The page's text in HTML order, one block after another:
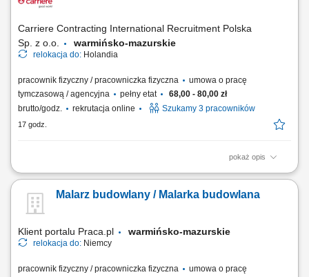
projektach budowlanych (np. ekologiczna huta stali, oczyszczalnia
Carriere Contracting International Recruitment Polska
Sp. z o.o.
warmińsko-mazurskie
relokacja do: Holandia
pracownik fizyczny / pracowniczka fizyczna
umowa o pracę
tymczasową / agencyjna
pełny etat
68,00 - 80,00 zł
brutto/godz.
rekrutacja online Szukamy 3 pracowników
17 godz.
pokaż opis
Chcesz zacząć pracę za granicą i szukasz stabilnego zatrudnienia w
konkurencyjne wynagrodzenie, bezpieczne zakwaterowanie oraz
wsparcie na każdym etapie pracy. Nawet jeśli nie masz dużego
Malarz budowlany / Malarka budowlana
Klient portalu Praca.pl warmińsko-mazurskie
relokacja do: Niemcy
pracownik fizyczny / pracowniczka fizyczna
umowa o pracę